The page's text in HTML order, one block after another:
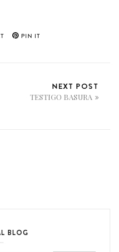
PIN IT
NEXT POST
TESTIGO BASURA
BLOG